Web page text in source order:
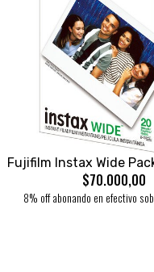
Fujifilm Instax Wide
$70.000,00
8% off abonando en efectivo